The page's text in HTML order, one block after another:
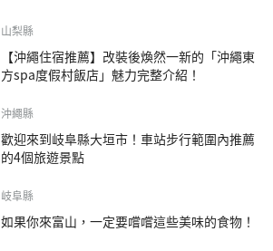
山梨縣
【沖繩住宿推薦】改裝後煥然一新的「沖繩東
方spa度假村飯店」魅力完整介紹！
沖繩縣
歡迎來到岐阜縣大垣市！車站步行範圍內推薦
的4個旅遊景點
岐阜縣
如果你來富山，一定要嚐嚐這些美味的食物！